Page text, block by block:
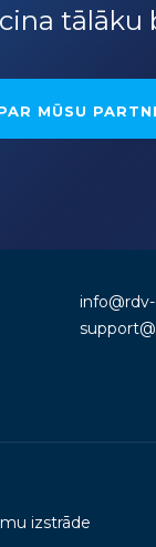
tālāku
MŪSU
izstrāde